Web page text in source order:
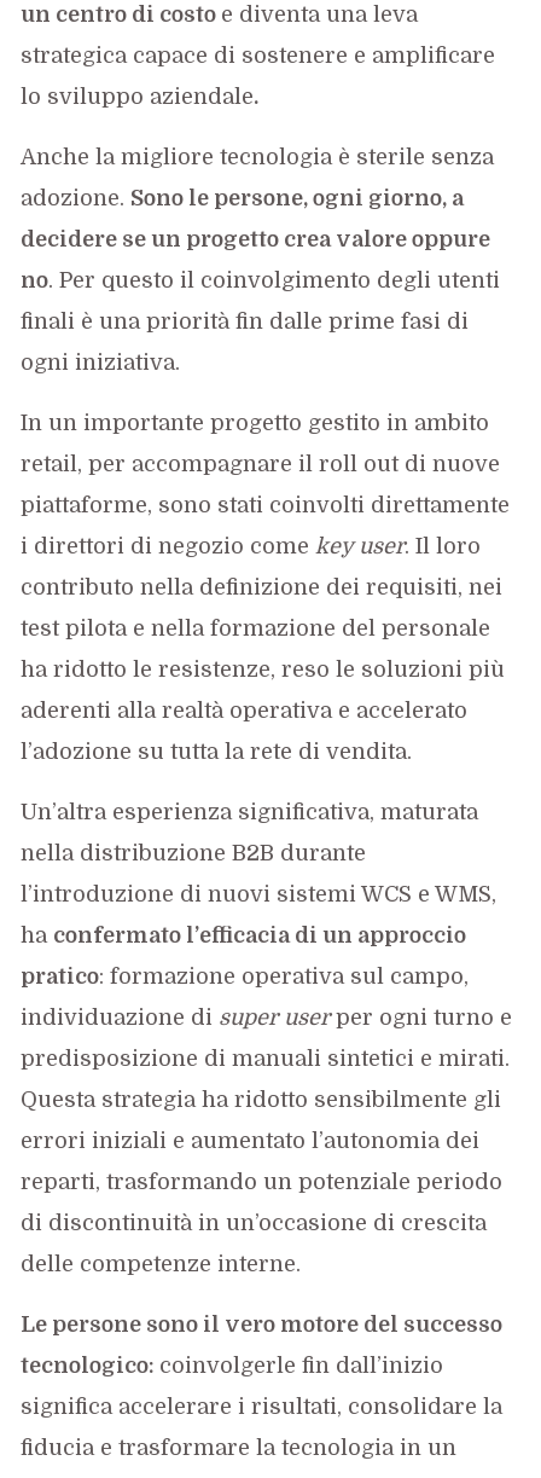
un centro di costo e diventa una leva
strategica capace di sostenere e amplificare
lo sviluppo aziendale.
Anche la migliore tecnologia è sterile senza
adozione. Sono le persone, ogni giorno, a
decidere se un progetto crea valore oppure
no. Per questo il coinvolgimento degli utenti
finali è una priorità fin dalle prime fasi di
ogni iniziativa.
In un importante progetto gestito in ambito
retail, per accompagnare il roll out di nuove
piattaforme, sono stati coinvolti direttamente
i direttori di negozio come key user. Il loro
contributo nella definizione dei requisiti, nei
test pilota e nella formazione del personale
ha ridotto le resistenze, reso le soluzioni più
aderenti alla realtà operativa e accelerato
l’adozione su tutta la rete di vendita.
Un’altra esperienza significativa, maturata
nella distribuzione B2B durante
l’introduzione di nuovi sistemi WCS e WMS,
ha confermato l’efficacia di un approccio
pratico: formazione operativa sul campo,
individuazione di super userper ogni turno e
predisposizione di manuali sintetici e mirati.
Questa strategia ha ridotto sensibilmente gli
errori iniziali e aumentato l’autonomia dei
reparti, trasformando un potenziale periodo
di discontinuità in un’occasione di crescita
delle competenze interne.
Le persone sono il vero motore del successo
tecnologico: coinvolgerle fin dall’inizio
significa accelerare i risultati, consolidare la
fiducia e trasformare la tecnologia in un